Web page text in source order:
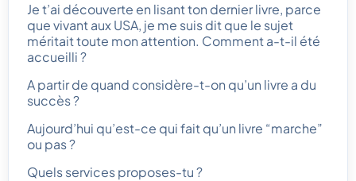
Je t’ai découverte en lisant ton dernier livre, parce
que vivant aux USA, je me suis dit que le sujet
méritait toute mon attention. Comment a-t-il été
accueilli ?
A partir de quand considère-t-on qu’un livre a du
succès ?
Aujourd’hui qu’est-ce qui fait qu’un livre “marche”
ou pas ?
Quels services proposes-tu ?